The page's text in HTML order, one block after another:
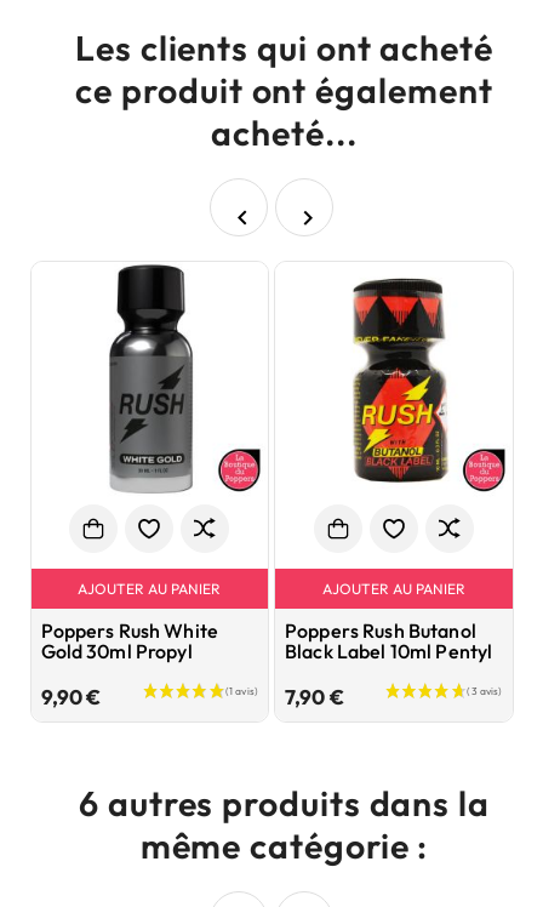
Les clients qui ont acheté
ce produit ont également
acheté...
 
AJOUTER AU PANIER
Poppers Rush White
Gold 30ml Propyl
9,90 €Prix
AJOUTER AU PANIER
Poppers Rush Butanol
Black Label 10ml Pentyl
7,90 €Prix
6 autres produits dans la
même catégorie :